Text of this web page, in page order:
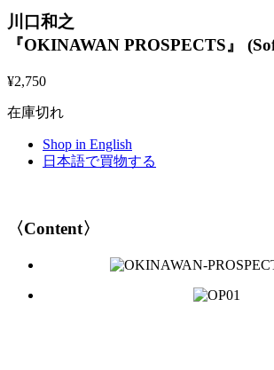
川口和之
『OKINAWAN PROSPECTS』
¥2,750
在庫切れ
Shop in English
日本語で買物する
〈Content〉